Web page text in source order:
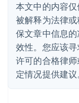
本文中的内容
被解释为法律
保文章中信息
效性。您应该
许可的合格律
定情况提供建议
波兰
English
丹麦
English
德国
Deutsch English
法国
FrançaisEnglish
芬兰